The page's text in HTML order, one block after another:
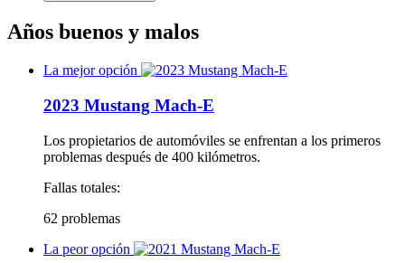
Años buenos y malos
La mejor opción
2023 Mustang Mach-E
Los propietarios de automóviles se enfrentan a los primeros
problemas después de 400 kilómetros.
Fallas totales:
62 problemas
La peor opción